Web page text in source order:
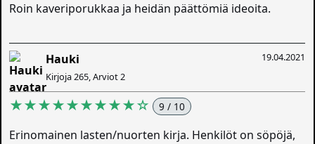
Roin kaveriporukkaa ja heidän päättömiä ideoita.
19.04.2021
Hauki
Kirjoja 265, Arviot 2
★★★★★★★★★☆ 9 / 10
Erinomainen lasten/nuorten kirja. Henkilöt on söpöjä,